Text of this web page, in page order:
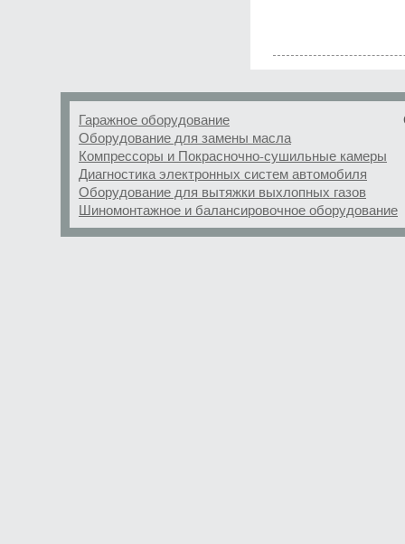
Гаражное оборудование
Оборудование для замены масла
Компрессоры и Покрасночно-сушильные камеры
Диагностика электронных систем автомобиля
Оборудование для вытяжки выхлопных газов
Шиномонтажное и балансировочное оборудование